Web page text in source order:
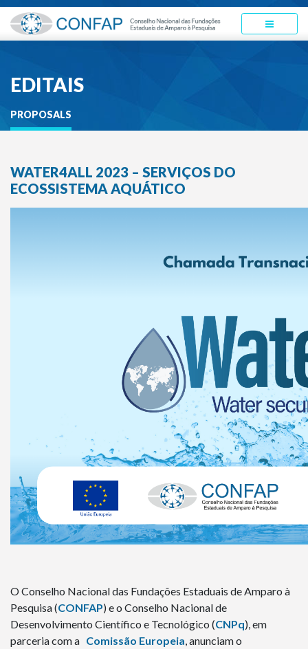
EDITAIS
PROPOSALS
WATER4ALL 2023 – SERVIÇOS DO
ECOSSISTEMA AQUÁTICO
O Conselho Nacional das Fundações Estaduais de Amparo à
Pesquisa (CONFAP) e o Conselho Nacional de
Desenvolvimento Científico e Tecnológico (CNPq), em
parceria com a Comissão Europeia , anunciam o